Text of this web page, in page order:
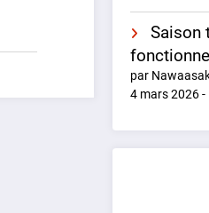
Saison
par
4 mars 2026 -